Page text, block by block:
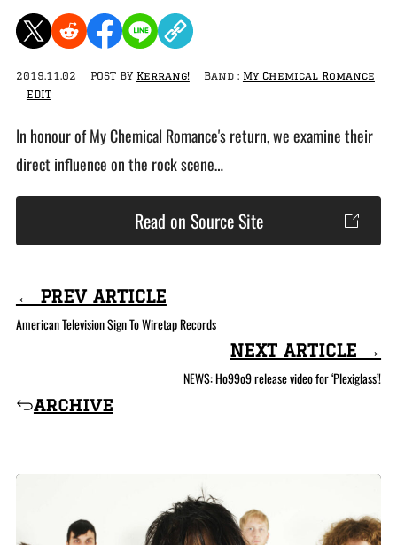
2019.11.02 POST BY Kerrang! Band : My Chemical Romance
EDIT
In honour of My Chemical Romance's return, we examine their
direct influence on the rock scene…
Read on Source Site
← PREV ARTICLE
American Television Sign To Wiretap Records
archive
NEXT ARTICLE →
NEWS: Ho99o9 release video for ‘Plexiglass’!